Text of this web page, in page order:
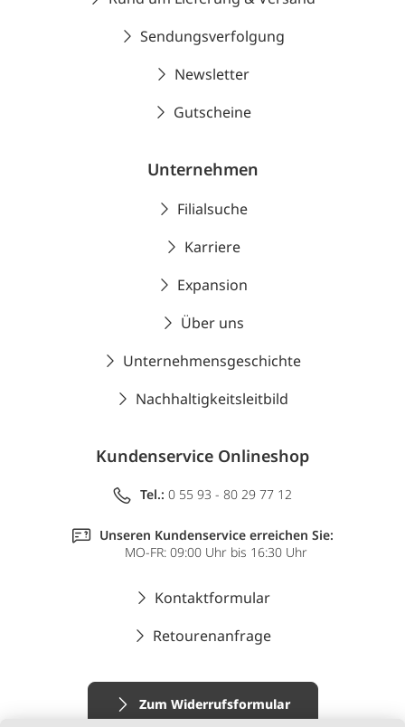
Sendungsverfolgung
Newsletter
Gutscheine
Unternehmen
Filialsuche
Karriere
Expansion
Über uns
Unternehmensgeschichte
Nachhaltigkeitsleitbild
Kundenservice Onlineshop
Tel.: 0 55 93 - 80 29 77 12
Unseren Kundenservice erreichen Sie:
MO-FR: 09:00 Uhr bis 16:30 Uhr
Kontaktformular
Retourenanfrage
Zum Widerrufsformular